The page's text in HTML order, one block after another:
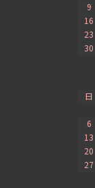
9
16
23
30
日
6
13
20
27